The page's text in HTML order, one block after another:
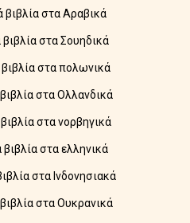
βιβλία στα Αραβικά
στα Σουηδικά
στα πολωνικά
στα Ολλανδικά
στα νορβηγικά
στα ελληνικά
στα Ινδονησιακά
στα Ουκρανικά